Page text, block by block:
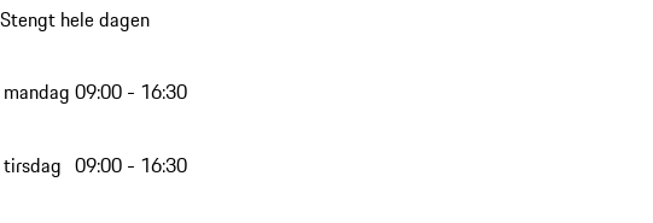
Stengt hele dagen
mandag 09:00 - 16:30
tirsdag 09:00 - 16:30